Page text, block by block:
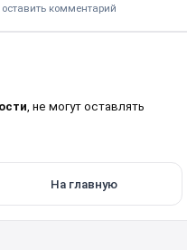
комментарий
, не могут оставлять
На главную